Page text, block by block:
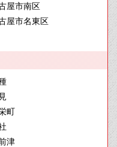
屋市南区
屋市名東区
町
津